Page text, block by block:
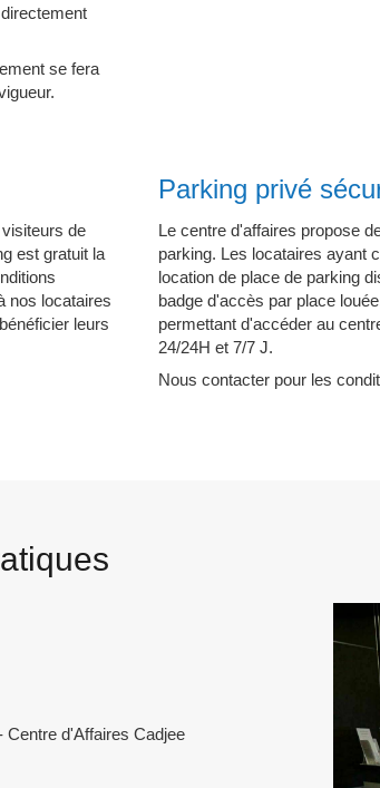
se fera
de
est gratuit la
nos locataires
leurs
Parking privé
Le centre d'affaires propose
parking. Les locataires ayant
location de place de parking
badge d'accès par place
permettant d'accéder au
24/24H et 7/7 J.
Nous contacter pour les
Centre d'Affaires Cadjee